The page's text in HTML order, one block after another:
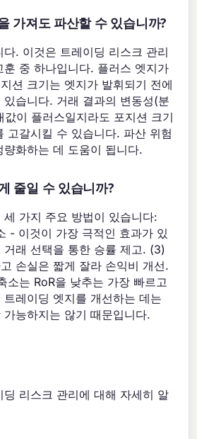
가져도 파산할 수 있습니까?
. 이것은 트레이딩 리스크 관리
훈 중 하나입니다. 플러스 엣지가
션 크기는 엣지가 발휘되기 전에
습니다. 거래 결과의 변동성(분
이 플러스일지라도 포지션 크기
고갈시킬 수 있습니다. 파산 위험
화하는 데 도움이 됩니다.
줄일 수 있습니까?
가지 주요 방법이 있습니다:
- 이것이 가장 극적인 효과가 있
래 선택을 통한 승률 제고. (3)
손실은 짧게 잘라 손익비 개선.
소는 RoR을 낮추는 가장 빠르고
레이딩 엣지를 개선하는 데는
능하지는 않기 때문입니다.
딩 리스크 관리에 대해 자세히 알